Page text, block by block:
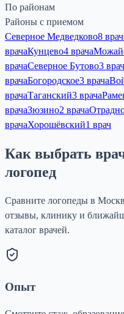
По районам
Районы с приемом
Северное Медведково8
врачаКунцево4 врача
врачаСеверное Бутово3
врачаБогородское3 врача
врачаТаганский3 врача
врачаЗюзино2 врача
врачаХорошёвский1 врач
Как выбрать
логопед
Сравните логопеды в
отзывы, клинику и
каталог врачей.
Опыт